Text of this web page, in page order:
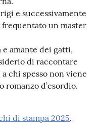
e successivamente
frequentato un master
amante dei gatti,
di raccontare
chi spesso non viene
romanzo d’esordio.
di stampa 2025.